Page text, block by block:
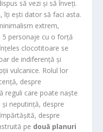
să vezi și să înveți.
îți ești dator să faci asta.
extrem,
5 personaje cu o forță
clocotitoare se
de indiferență și
vulcanice. Rolul lor
despre
reguli care poate naște
neputință, despre
despre
pe două planuri